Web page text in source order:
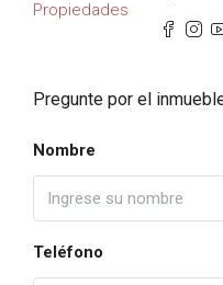
Pregunte por el
Nombre
Teléfono